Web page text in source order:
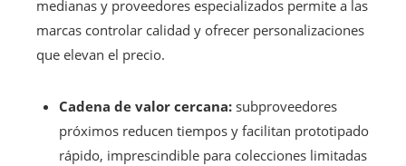
medianas y proveedores especializados permite a las
marcas controlar calidad y ofrecer personalizaciones
que elevan el precio.
Cadena de valor cercana: subproveedores
próximos reducen tiempos y facilitan prototipado
rápido, imprescindible para colecciones limitadas